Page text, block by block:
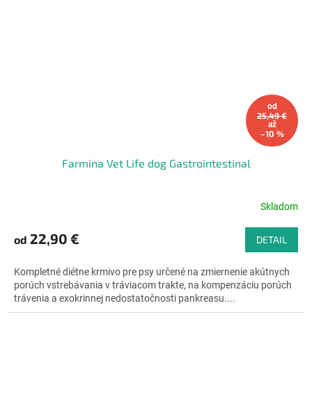
od
25,49 €
až
–10 %
Farmina Vet Life dog Gastrointestinal
produktu
je
z
5
hviezdičiek.
Skladom
od 22,90 € DETAIL
Kompletné diétne krmivo pre psy určené na zmiernenie akútnych
porúch vstrebávania v tráviacom trakte, na kompenzáciu porúch
trávenia a exokrinnej nedostatočnosti pankreasu....